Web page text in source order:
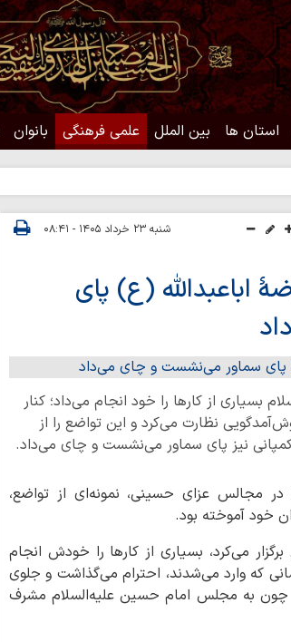
استان ها بین الملل علمی فرهنگی بانوان
شنبه ۲۳ خرداد ۱۴۰۵ - ۰۸:۴۱
اباعبدالله (ع) پای
بسیاری از کارها را خود انجام می‌داد؛ کنار
نظارت می‌کرد و این تواضع را از
نیز پای سماور می‌نشست و چای می‌داد.
در مجالس عزای حسینی، نمونه‌ای از تواضع،
خود آموخته بود.
می‌کرد، بسیاری از کارها را خودش انجام
که وارد می‌شدند، احترام می‌گذاشت و جلوی
چون به مجلس امام حسین علیه‌السلام مشرف